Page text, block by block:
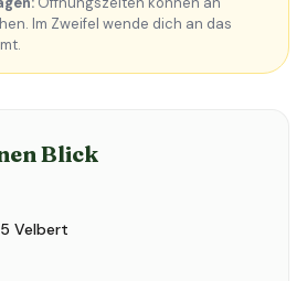
Im Zweifel wende dich an das
Blick
Velbert